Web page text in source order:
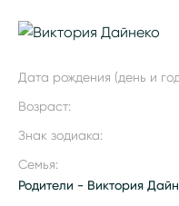
Дата рождения (день и
Возраст:
Знак зодиака:
Семья:
Родители - Виктория